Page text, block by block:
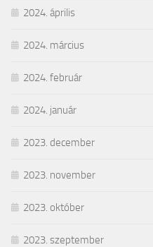
2024. április
2024. március
2024. február
2024. január
2023. december
2023. november
2023. október
2023. szeptember